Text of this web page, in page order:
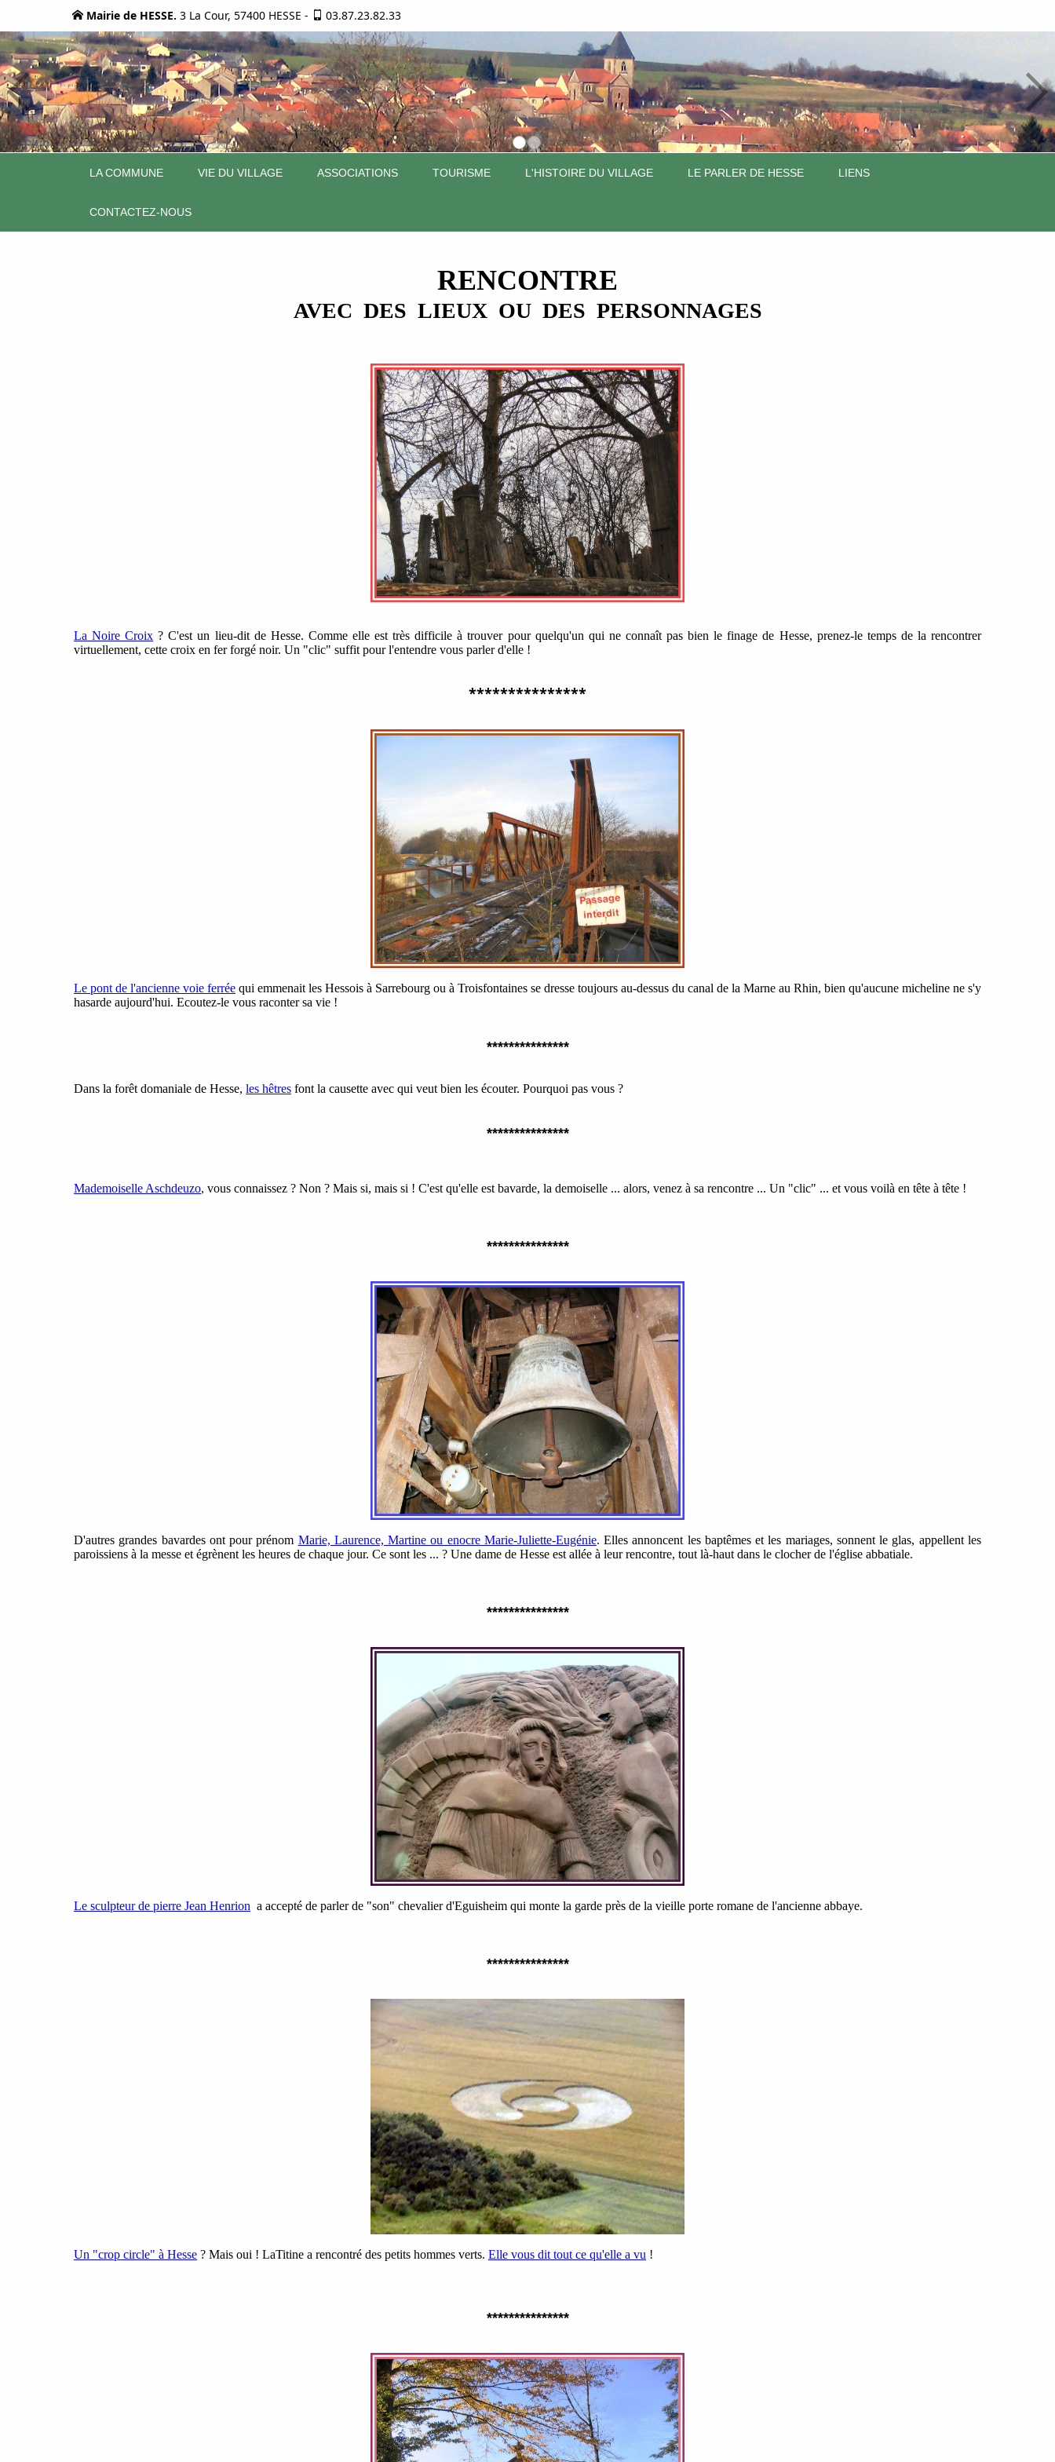
Mairie de HESSE. 3 La Cour, 57400 HESSE - 03.87.23.82.33
LA COMMUNE VIE DU VILLAGE ASSOCIATIONS TOURISME L'HISTOIRE DU VILLAGE LE PARLER DE HESSE LIENS
CONTACTEZ-NOUS
RENCONTRE
AVEC DES LIEUX OU DES PERSONNAGES
La Noire Croix ? C'est un lieu-dit de Hesse. Comme elle est très difficile à trouver pour quelqu'un qui ne connaît pas bien le finage de Hesse, prenez-le temps de la rencontrer
virtuellement, cette croix en fer forgé noir. Un "clic" suffit pour l'entendre vous parler d'elle !
***************
Le pont de l'ancienne voie ferrée qui emmenait les Hessois à Sarrebourg ou à Troisfontaines se dresse toujours au-dessus du canal de la Marne au Rhin, bien qu'aucune micheline ne s'y
hasarde aujourd'hui. Ecoutez-le vous raconter sa vie !
***************
Dans la forêt domaniale de Hesse, les hêtres font la causette avec qui veut bien les écouter. Pourquoi pas vous ?
***************
Mademoiselle Aschdeuzo, vous connaissez ? Non ? Mais si, mais si ! C'est qu'elle est bavarde, la demoiselle ... alors, venez à sa rencontre ... Un "clic" ... et vous voilà en tête à tête !
***************
D'autres grandes bavardes ont pour prénom Marie, Laurence, Martine ou enocre Marie-Juliette-Eugénie. Elles annoncent les baptêmes et les mariages, sonnent le glas, appellent les
paroissiens à la messe et égrènent les heures de chaque jour. Ce sont les ... ? Une dame de Hesse est allée à leur rencontre, tout là-haut dans le clocher de l'église abbatiale.
***************
Le sculpteur de pierre Jean Henrion a accepté de parler de "son" chevalier d'Eguisheim qui monte la garde près de la vieille porte romane de l'ancienne abbaye.
***************
Un "crop circle" à Hesse ? Mais oui ! LaTitine a rencontré des petits hommes verts. Elle vous dit tout ce qu'elle a vu !
***************